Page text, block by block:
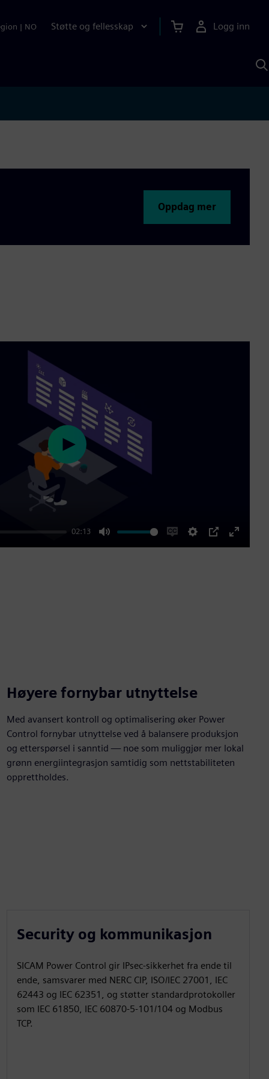
| NO Støtte og fellesskap
Logg inn
Oppdag mer
02:13
Mute
EnableSettings
PIP
Enter
Play
Høyere fornybar utnyttelse
Med avansert kontroll og optimalisering øker Power
Control fornybar utnyttelse ved å balansere produksjon
og etterspørsel i sanntid — noe som muliggjør mer lokal
grønn energiintegrasjon samtidig som nettstabiliteten
opprettholdes.
Security og kommunikasjon
SICAM Power Control gir IPsec-sikkerhet fra ende til
ende, samsvarer med NERC CIP, ISO/IEC 27001, IEC
62443 og IEC 62351, og støtter standardprotokoller
som IEC 61850, IEC 60870‑5-101/104 og Modbus
TCP.